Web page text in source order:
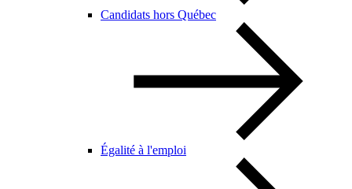
Candidats hors Québec
Égalité à l'emploi